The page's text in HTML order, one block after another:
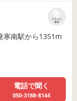
リストに
保存
寒南駅から1351m
電話で聞く
050-3188-8144